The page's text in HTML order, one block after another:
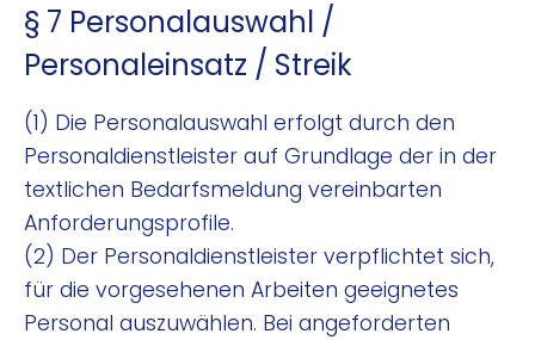
§ 7 Personalauswahl /
Personaleinsatz / Streik
(1) Die Personalauswahl erfolgt durch den
Personaldienstleister auf Grundlage der in der
textlichen Bedarfsmeldung vereinbarten
Anforderungsprofile.
(2) Der Personaldienstleister verpflichtet sich,
für die vorgesehenen Arbeiten geeignetes
Personal auszuwählen. Bei angeforderten